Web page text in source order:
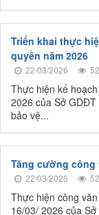
Triển khai thực
quyền năm 2026
22/03/2026
Thực hiện kế
2026 của Sở
bảo vệ...
Tăng cường
22/03/2026
Thực hiện công
16/03/ 2026 của